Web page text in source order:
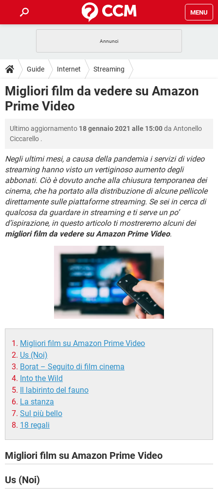
MENU
INTRATTENIMENTO ANDROID
iOS WINDOWS 10
INSTAGRAM
HARDWARE
GUIDE
COVID-19 GAMING
INTRATTENIMENTO ANDROID
INSTAGRAM WHATSAPP
HARDWARE
DOWNLOAD
COVID-19
iOS
INSTAGRAM WHATSAPP
TIKTOK FACEBOOK
HARDWARE
FORUM
COVID-19 GAMING
iOS WINDOWS 10
INSTAGRAM WHATSAPP
TIKTOK FACEBOOK
HARDWARE
GLOSSARIO
COVID-19 GAMING
INTRATTENIMENTO ANDROID
iOS WINDOWS 10
INSTAGRAM WHATSAPP
TIKTOK FACEBOOK
HARDWARE
Guide Internet Streaming
Migliori film da vedere su Amazon
Prime Video
Ultimo aggiornamento 18 gennaio 2021 alle 15:00da Antonello
Ciccarello .
Negli ultimi mesi, a causa della pandemia i servizi di video
streaming hanno visto un vertiginoso aumento degli
abbonati. Ciò è dovuto anche alla chiusura temporanea dei
cinema, che ha portato alla distribuzione di alcune pellicole
direttamente sulle piattaforme streaming. Se sei in cerca di
qualcosa da guardare in streaming e ti serve un po’
d’ispirazione, in questo articolo ti mostreremo alcuni dei
migliori film da vedere su Amazon Prime Video.
Migliori film su Amazon Prime Video
Us (Noi)
Borat – Seguito di film cinema
Into the Wild
Il labirinto del fauno
La stanza
Sul più bello
18 regali
Migliori film su Amazon Prime Video
Us (Noi)